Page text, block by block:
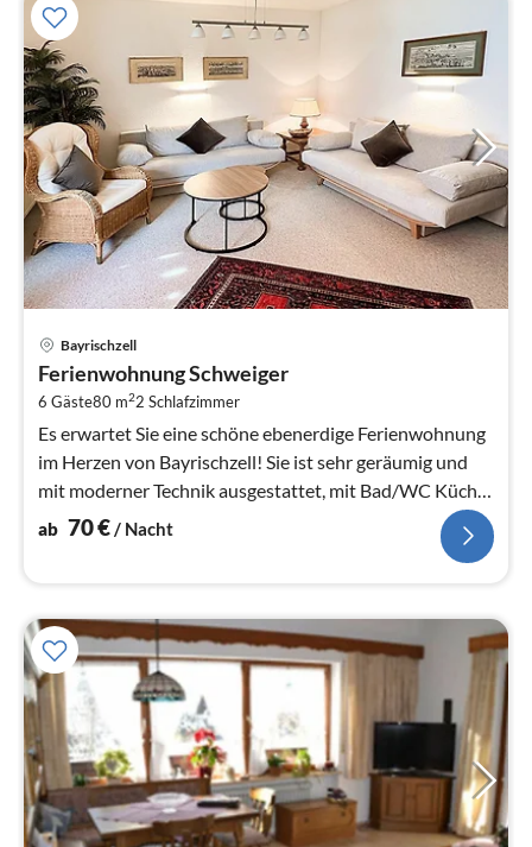
Bayrischzell
Ferienwohnung Schweiger
6 Gäste80 m22 Schlafzimmer
Es erwartet Sie eine schöne ebenerdige Ferienwohnung
im Herzen von Bayrischzell! Sie ist sehr geräumig und
mit moderner Technik ausgestattet, mit Bad/WC Küche,
Wohnzimmer, ...
ab 70€/ Nacht